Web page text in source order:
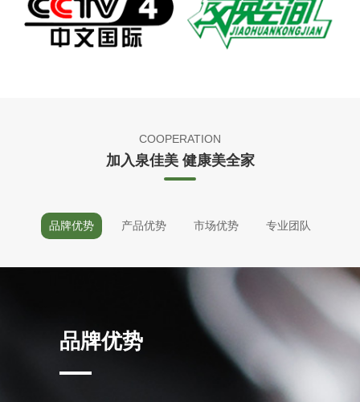
COOPERATION
加入泉佳美 健康美全家
品牌优势 产品优势 市场优势 专业团队
品牌优势